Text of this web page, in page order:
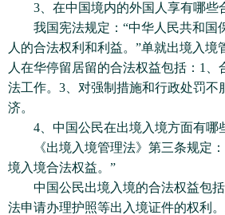
3、在中国境内的外国人享有哪些
我国宪法规定：“中华人民共和国
人的合法权利和利益。”单就出境入境
人在华停留居留的合法权益包括：1、
法工作。3、对强制措施和行政处罚不
济。
4、中国公民在出境入境方面有哪
《出境入境管理法》第三条规定：
境入境合法权益。”
中国公民出境入境的合法权益包括
法申请办理护照等出入境证件的权利